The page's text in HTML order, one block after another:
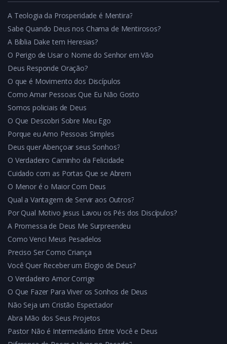
A Teologia da Prosperidade é Mentira?
Sabe Quando Deus nos Chama de Mentirosos?
A Bíblia Dake tem Heresias?
O Perigo de Usar o Nome do Senhor em Vão
Deus Responde Oração?
O que é Movimento dos Discípulos
Como Amar Pessoas Que Eu Não Gosto
Somos policiais de Deus
O Que Descobri Sobre Meu Ego
Porque eu Amo Pessoas Simples
Deus quer Abençoar seus Sonhos?
O Verdadeiro Caminho da Felicidade
Cuidado com as Portas Que se Abrem
O Menor é o Maior Com Deus
Qual a Vantagem de Servir aos Outros?
Por Qual Motivo Jesus Lavou os Pés dos Discípulos?
A Promessa de Deus Me Surpreendeu
Como Venci Meus Pesadelos
Preciso Ser Como Criança
Você Quer Receber um Elogio de Deus?
O Verdadeiro Amor Corrige
O Que Fazer Para Viver os Sonhos de Deus
Não Seja um Cristão Espectador
Abra Mão dos Seus Projetos
Pastor Não é Intermediário Entre Você e Deus